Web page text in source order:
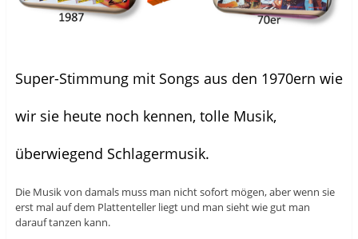
Super-Stimmung mit Songs aus den 1970ern wie
wir sie heute noch kennen, tolle Musik,
überwiegend Schlagermusik.
Die Musik von damals muss man nicht sofort mögen, aber wenn sie
erst mal auf dem Plattenteller liegt und man sieht wie gut man
darauf tanzen kann.